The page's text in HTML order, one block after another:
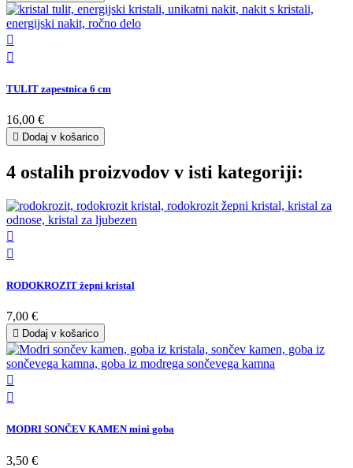


TULIT zapestnica 6 cm
16,00 €
 Dodaj v košarico
4 ostalih proizvodov v isti kategoriji:


RODOKROZIT žepni kristal
7,00 €
 Dodaj v košarico


MODRI SONČEV KAMEN mini goba
3,50 €